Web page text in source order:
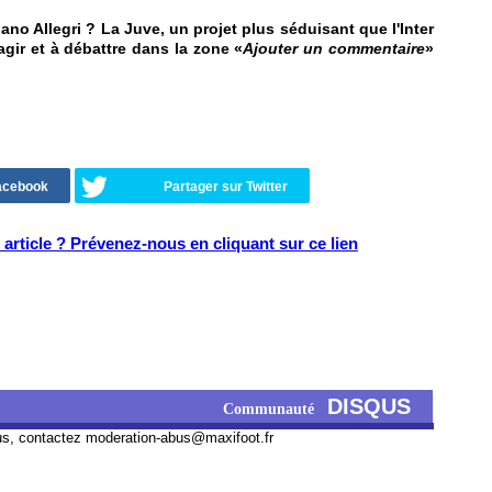
Allegri ? La Juve, un projet plus séduisant que l'Inter
et à débattre dans la zone «Ajouter un commentaire»
Partager sur Twitter
? Prévenez-nous en cliquant sur ce lien
Communauté DISQUS
contactez moderation-abus@maxifoot.fr